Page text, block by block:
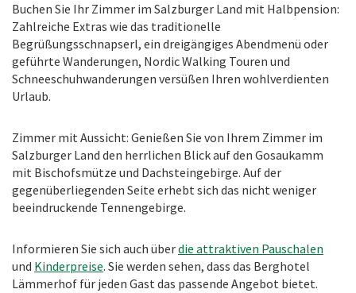
Buchen Sie Ihr Zimmer im Salzburger Land mit Halbpension:
Zahlreiche Extras wie das traditionelle
Begrüßungsschnapserl, ein dreigängiges Abendmenü oder
geführte Wanderungen, Nordic Walking Touren und
Schneeschuhwanderungen versüßen Ihren wohlverdienten
Urlaub.
Zimmer mit Aussicht: Genießen Sie von Ihrem Zimmer im
Salzburger Land den herrlichen Blick auf den Gosaukamm
mit Bischofsmütze und Dachsteingebirge. Auf der
gegenüberliegenden Seite erhebt sich das nicht weniger
beeindruckende Tennengebirge.
Informieren Sie sich auch überdie attraktiven Pauschalen
und Kinderpreise. Sie werden sehen, dass das Berghotel
Lämmerhof für jeden Gast das passende Angebot bietet.